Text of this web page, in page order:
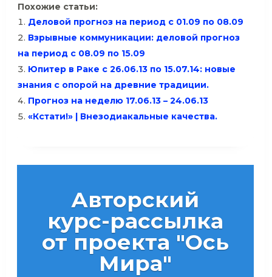
Похожие статьи:
Деловой прогноз на период с 01.09 по 08.09
Взрывные коммуникации: деловой прогноз
на период с 08.09 по 15.09
Юпитер в Раке с 26.06.13 по 15.07.14: новые
знания с опорой на древние традиции.
Прогноз на неделю 17.06.13 – 24.06.13
«Кстати!» | Внезодиакальные качества.
Авторский
курс-рассылка
от проекта "Ось
Мира"